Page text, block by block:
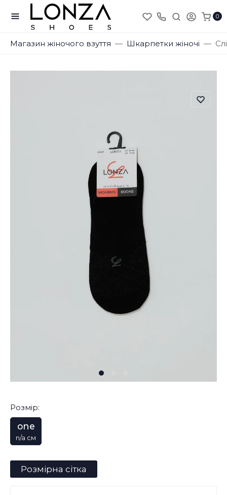
0
Магазин жіночого взуття Шкарпетки жіночі
Розмір:
one
n/a см
Розмірна сітка